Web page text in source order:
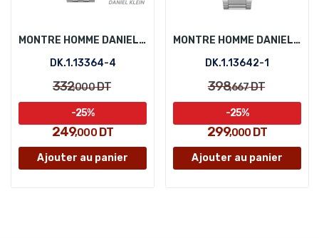
MONTRE HOMME DANIEL KLEIN DK.1.13364-4
DK.1.13364-4
332,000DT
249,000DT
-25%
Ajouter au panier
MONTRE HOMME DANIEL KLEIN DK.1.13642-1
DK.1.13642-1
398,667DT
299,000 DT
-25%
Ajouter au panier